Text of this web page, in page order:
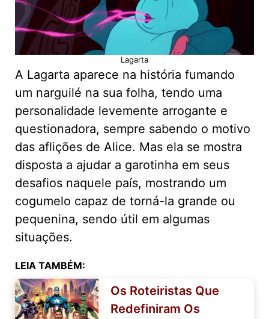
Lagarta
A Lagarta aparece na história fumando
um narguilé na sua folha, tendo uma
personalidade levemente arrogante e
questionadora, sempre sabendo o motivo
das aflições de Alice. Mas ela se mostra
disposta a ajudar a garotinha em seus
desafios naquele país, mostrando um
cogumelo capaz de torná-la grande ou
pequenina, sendo útil em algumas
situações.
LEIA TAMBÉM:
Os Roteiristas Que
Redefiniram Os